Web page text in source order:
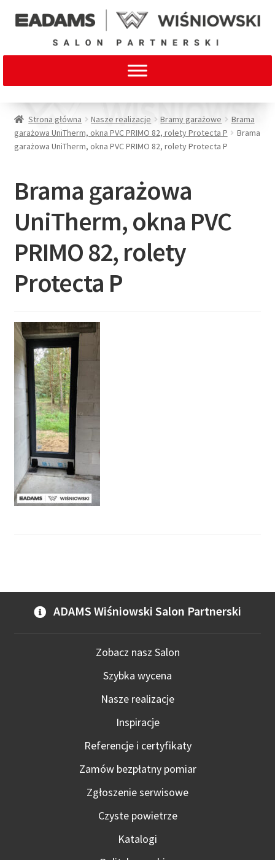
Strona główna Nasze realizacje Bramy garażowe
Brama
garażowa UniTherm, okna PVC PRIMO 82, rolety Protecta P
Brama
garażowa UniTherm, okna PVC PRIMO 82, rolety Protecta P
Brama garażowa
UniTherm, okna PVC
PRIMO 82, rolety
Protecta P
ADAMS Wiśniowski Salon Partnerski
Zobacz nasz Salon
Szybka wycena
Nasze realizacje
Inspiracje
Referencje i certyfikaty
Zamów bezpłatny pomiar
Zgłoszenie serwisowe
Czyste powietrze
Katalogi